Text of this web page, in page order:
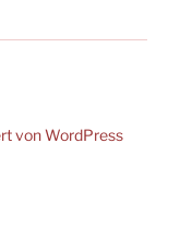
von WordPress